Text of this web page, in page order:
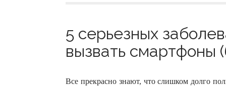
5 серьезных
вызвать смартфоны
Все прекрасно знают, что слишком долго